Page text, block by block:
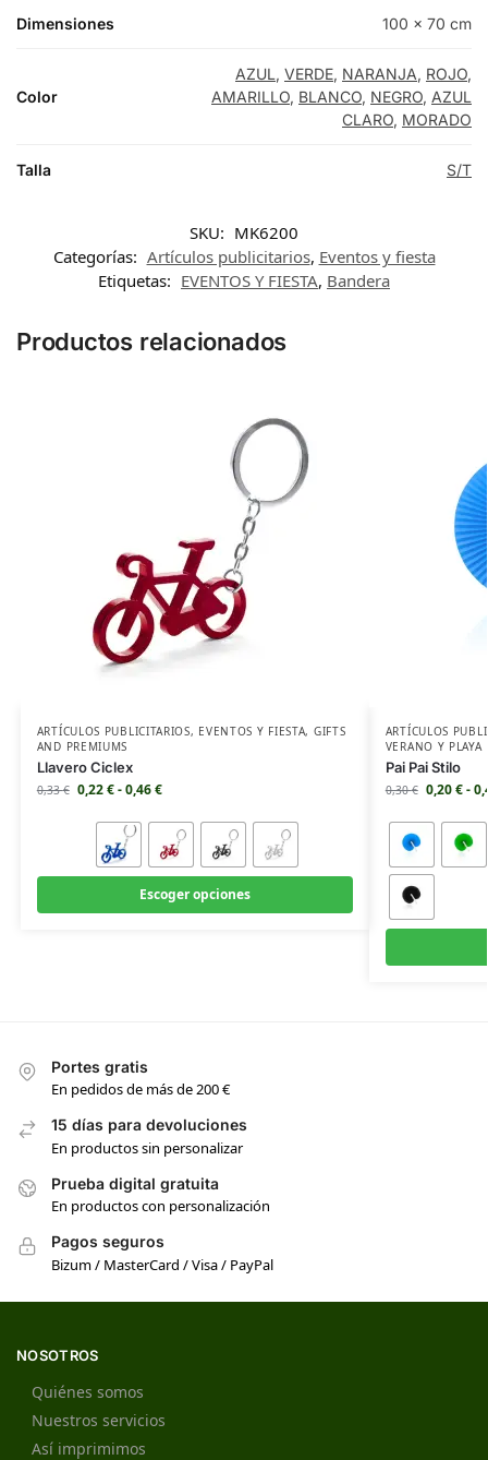
Dimensiones 100 × 70 cm
Color
AZUL, VERDE, NARANJA, ROJO,
AMARILLO, BLANCO, NEGRO, AZUL
CLARO, MORADO
Talla S/T
SKU: MK6200
Categorías: Artículos publicitarios, Eventos y fiesta
Etiquetas: EVENTOS Y FIESTA, Bandera
Productos relacionados
ARTÍCULOS PUBLICITARIOS, EVENTOS Y FIESTA, GIFTS
AND PREMIUMS
Llavero Ciclex
0,33€ 0,22€-0,46€
Escoger opciones
ARTÍCULOS
VERANO Y PLAYA
Pai Pai Stilo
0,30€ 0,20€-
Portes gratis
En pedidos de más de 200 €
15 días para devoluciones
En productos sin personalizar
Prueba digital gratuita
En productos con personalización
Pagos seguros
Bizum / MasterCard / Visa / PayPal
NOSOTROS
Quiénes somos
Nuestros servicios
Así imprimimos